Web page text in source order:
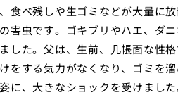
べ残しや生ゴミなどが大量に放
害虫です。ゴキブリやハエ、ダ
した。父は、生前、几帳面な性
をする気力がなくなり、ゴミを
に、大きなショックを受けまし